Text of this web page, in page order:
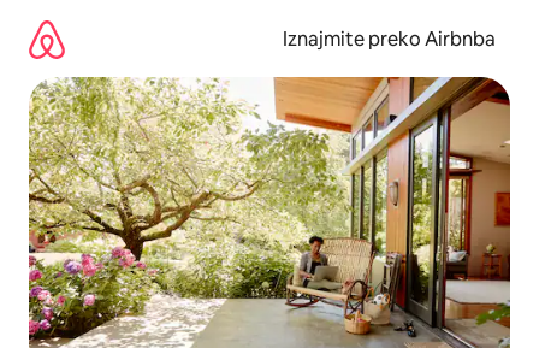
sadržaj
Iznajmite preko Airbnba